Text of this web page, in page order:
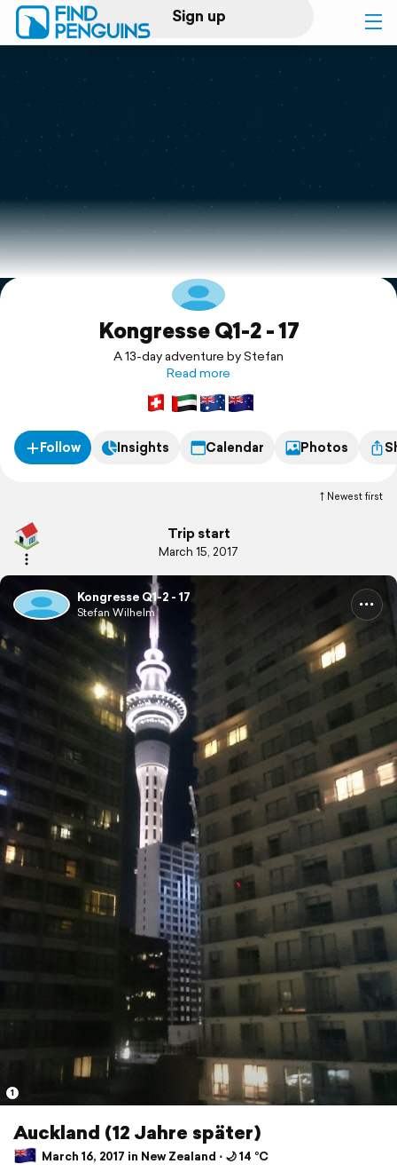
Sign up
Log in
Print a book
Flyover video
Explore
SupportKongresse Q1-2 - 17
A 13-day adventure by Stefan
Read more
Follow Insights Calendar Photos
Newest first
Trip start
March 15, 2017
Kongresse Q1-2 - 17
Stefan Wilhelm
1
Auckland (12 Jahre später)
March 16, 2017 in New Zealand ⋅ 🌙 14 °C